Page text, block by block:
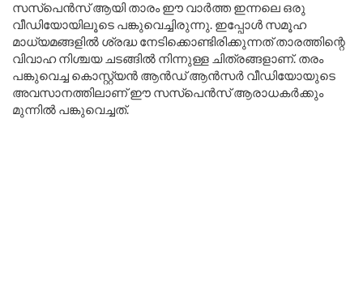
സസ്പെൻസ് ആയി താരം ഈ വാർത്ത ഇന്നലെ ഒരു
വീഡിയോയിലൂടെ പങ്കുവെച്ചിരുന്നു. ഇപ്പോൾ സമൂഹ
മാധ്യമങ്ങളിൽ ശ്രദ്ധ നേടിക്കൊണ്ടിരിക്കുന്നത് താരത്തിന്റെ
വിവാഹ നിശ്ചയ ചടങ്ങിൽ നിന്നുള്ള ചിത്രങ്ങളാണ്. തരം
പങ്കുവെച്ച കൊസ്റ്റ്യൻ ആൻഡ് ആൻസർ വീഡിയോയുടെ
അവസാനത്തിലാണ് ഈ സസ്പെൻസ് ആരാധകർക്കും
മുന്നിൽ പങ്കുവെച്ചത്.